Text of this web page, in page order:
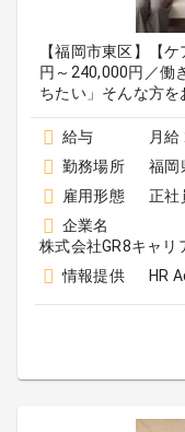
【福岡市東区】【
円～240,000円／働
ちたい」そんな方
給与
月
勤務場所
福岡
雇用形態
正社
企業名
株式会社GR8キャリ
情報提供
HR